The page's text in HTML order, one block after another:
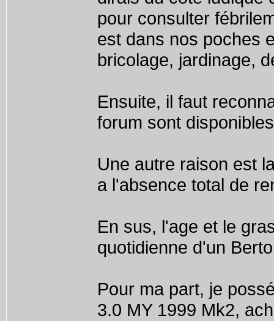
pour consulter
est dans nos poches
bricolage, jardinage,
Ensuite, il faut
forum sont
Une autre raison est
a l'absence total de
En sus, l'age et le
quotidienne d'un
Pour ma part, je
3.0 MY 1999 Mk2,